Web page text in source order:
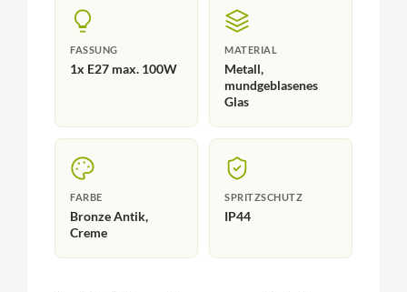
FASSUNG
1x E27 max. 100W
MATERIAL
Metall,
mundgeblasenes
Glas
FARBE
Bronze Antik,
Creme
SPRITZSCHUTZ
IP44